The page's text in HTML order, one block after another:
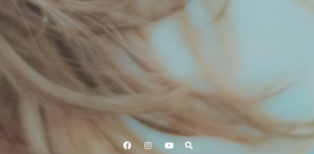
FacebookInstagramYouTube